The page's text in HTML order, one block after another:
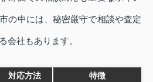
の中には、秘密厳守で相談や査定
会社もあります。
対応方法 特徴